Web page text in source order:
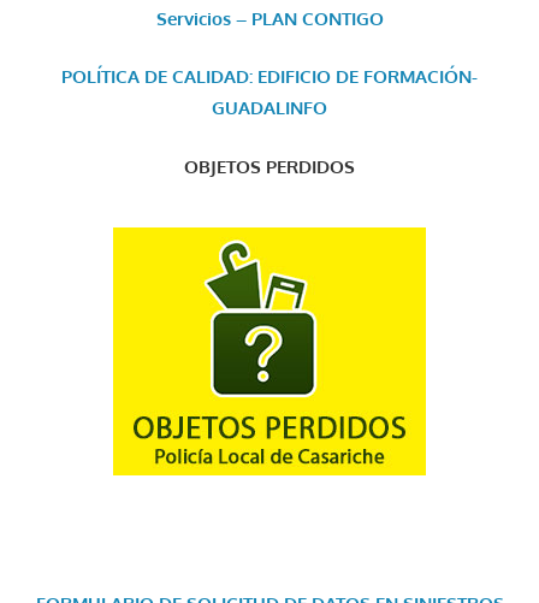
Servicios – PLAN CONTIGO
POLÍTICA DE CALIDAD: EDIFICIO DE FORMACIÓN-
GUADALINFO
OBJETOS PERDIDOS